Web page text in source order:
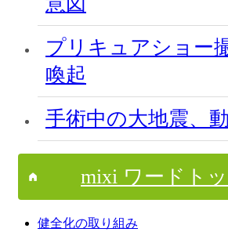
プリキュアショー
喚起
手術中の大地震、
mixi ワードト
健全化の取り組み